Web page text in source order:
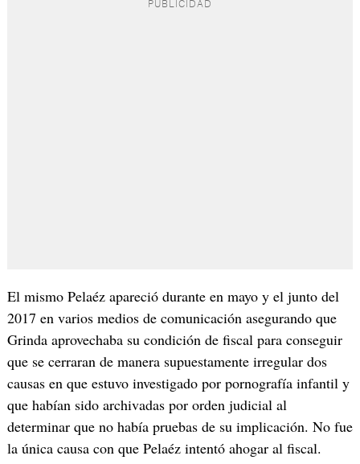
El mismo Pelaéz apareció durante en mayo y el junto del
2017 en varios medios de comunicación asegurando que
Grinda aprovechaba su condición de fiscal para conseguir
que se cerraran de manera supuestamente irregular dos
causas en que estuvo investigado por pornografía infantil y
que habían sido archivadas por orden judicial al
determinar que no había pruebas de su implicación. No fue
la única causa con que Pelaéz intentó ahogar al fiscal.